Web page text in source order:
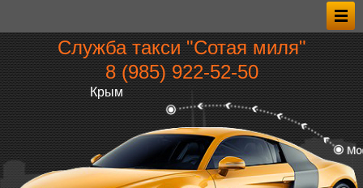
Крым
Служба такси "Сотая миля"
8 (985) 922‑52‑50